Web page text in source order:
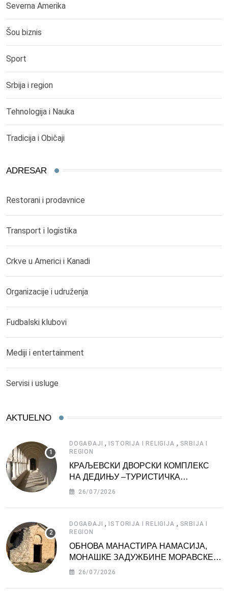
Severna Amerika
Šou biznis
Sport
Srbija i region
Tehnologija i Nauka
Tradicija i Običaji
ADRESAR
Restorani i prodavnice
Transport i logistika
Crkve u Americi i Kanadi
Organizacije i udruženja
Fudbalski klubovi
Mediji i entertainment
Servisi i usluge
AKTUELNO
DOGAĐAJI , ISTORIJA I RELIGIJA , SRBIJA I
REGION
КРАЉЕВСКИ ДВОРСКИ КОМПЛЕКС
НА ДЕДИЊУ –ТУРИСТИЧКА
АТРАКЦИЈА
26/07/2026
DOGAĐAJI , ISTORIJA I RELIGIJA , SRBIJA I
REGION
ОБНОВА МАНАСТИРА НАМАСИЈА,
МОНАШКЕ ЗАДУЖБИНЕ МОРАВСКЕ
СРБИЈЕ
26/07/2026